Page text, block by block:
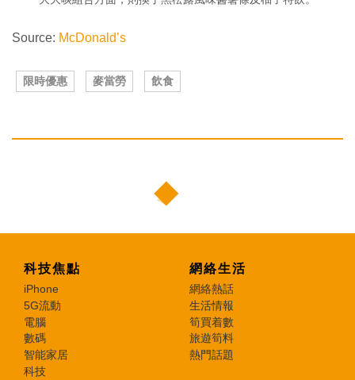
Source: McDonald’s
限時優惠 麥當勞 飲食
科技焦點
iPhone
5G流動
電腦
數碼
智能家居
科技
網絡生活
網絡熱話
生活情報
筍買着數
旅遊筍料
熱門話題